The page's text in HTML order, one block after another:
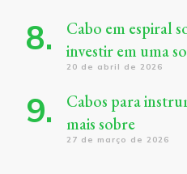
Cabo em espiral
investir em uma
20 de abril de 2026
Cabos para
mais sobre
27 de março de 2026